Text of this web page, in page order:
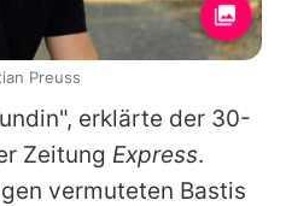
erklärte der 30-
Zeitung Express.
vermuteten Bastis
Preuss